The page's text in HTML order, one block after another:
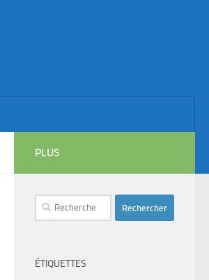
PLUS
Rechercher :
ÉTIQUETTES